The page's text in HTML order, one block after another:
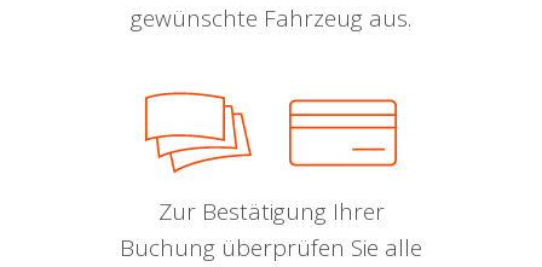
gewünschte Fahrzeug aus.
Zur Bestätigung Ihrer
Buchung überprüfen Sie alle